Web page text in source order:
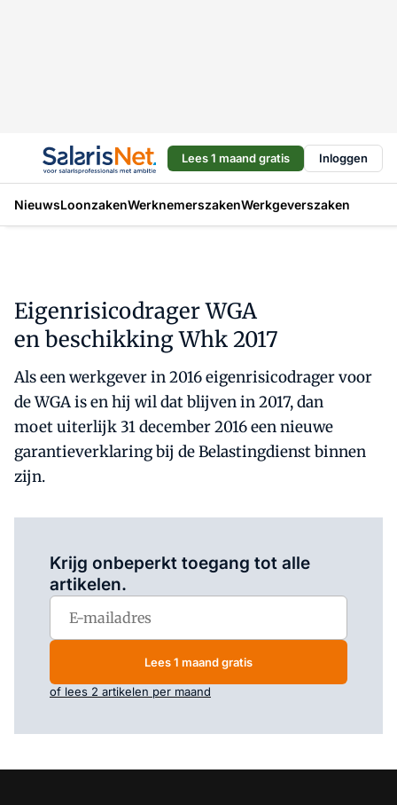
Lees 1 maand gratis Inloggen
NieuwsLoonzakenWerknemerszakenWerkgeverszaken
Eigenrisicodrager WGA
en beschikking Whk 2017
Als een werkgever in 2016 eigenrisicodrager voor
de WGA is en hij wil dat blijven in 2017, dan
moet uiterlijk 31 december 2016 een nieuwe
garantieverklaring bij de Belastingdienst binnen
zijn.
Krijg onbeperkt toegang tot alle
artikelen.
Lees 1 maand gratis
of lees 2 artikelen per maand